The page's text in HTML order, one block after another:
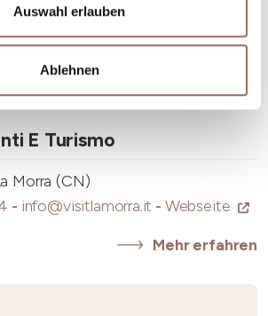
Auswahl erlauben
Ablehnen
E Turismo
Morra (CN)
- info@visitlamorra.it - Webseite
Mehr erfahren